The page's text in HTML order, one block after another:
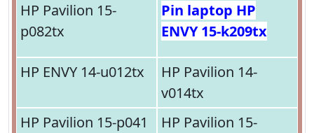
HP Pavilion 15-
p082tx
Pin laptop HP
ENVY 15-k209tx
HP ENVY 14-u012tx
HP Pavilion 14-
v014tx
HP Pavilion 15-p041
HP Pavilion 15-